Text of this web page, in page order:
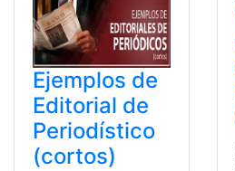
Ejemplos de
Editorial de
Periodístico
(cortos)